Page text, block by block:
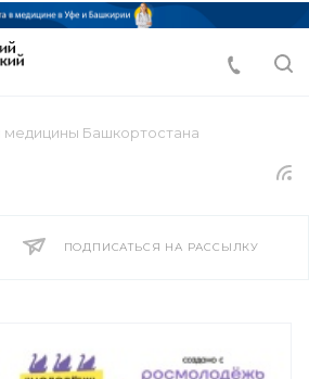
медицины Башкортостана
ПОДПИСАТЬСЯ НА РАССЫЛКУ